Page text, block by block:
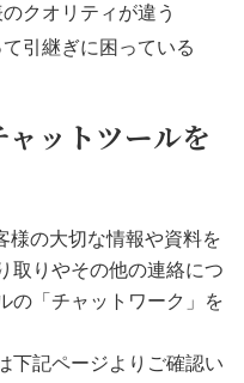
クオリティが違う
引継ぎに困っている
ットツールを
様の大切な情報や資料を
取りやその他の連絡につ
の「チャットワーク」を
下記ページよりご確認い